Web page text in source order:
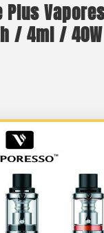
Plus
/ 4ml / 40W